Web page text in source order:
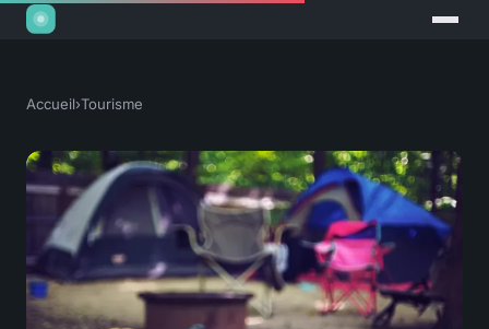
Accueil›Tourisme